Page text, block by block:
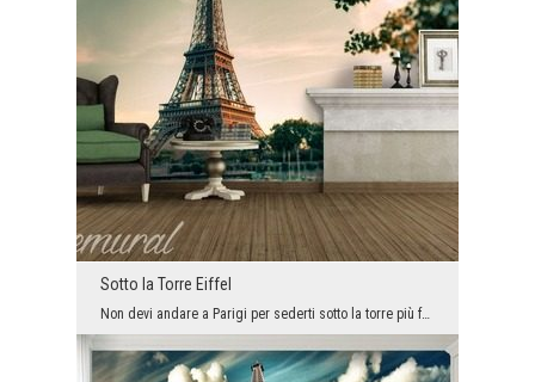
Sotto la Torre Eiffel
Non devi andare a Parigi per sederti sotto la torre più famosa del mondo. Nonostante lo sfondo, è...